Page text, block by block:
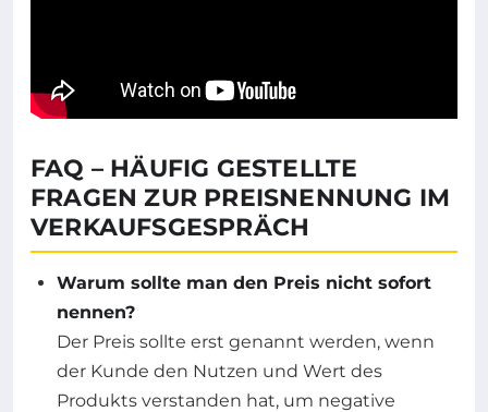
FAQ – HÄUFIG GESTELLTE
FRAGEN ZUR PREISNENNUNG IM
VERKAUFSGESPRÄCH
Warum sollte man den Preis nicht sofort
nennen?
Der Preis sollte erst genannt werden, wenn
der Kunde den Nutzen und Wert des
Produkts verstanden hat, um negative